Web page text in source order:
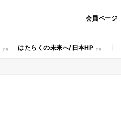
会員ページ
はたらくの未来へ/日本HP